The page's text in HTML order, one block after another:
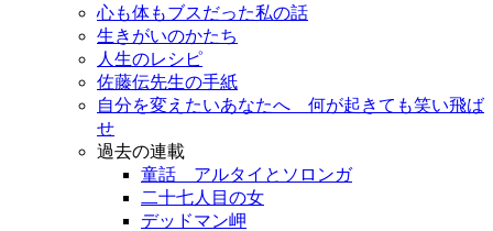
心も体もブスだった私の話
生きがいのかたち
人生のレシピ
佐藤伝先生の手紙
自分を変えたいあなたへ 何が起きても笑い飛ば
せ
過去の連載
童話 アルタイとソロンガ
二十七人目の女
デッドマン岬